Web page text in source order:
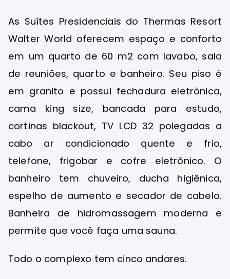
As Suítes Presidenciais do Thermas Resort
Walter World oferecem espaço e conforto
em um quarto de 60 m2 com lavabo, sala
de reuniões, quarto e banheiro. Seu piso é
em granito e possui fechadura eletrônica,
cama king size, bancada para estudo,
cortinas blackout, TV LCD 32 polegadas a
cabo ar condicionado quente e frio,
telefone, frigobar e cofre eletrônico. O
banheiro tem chuveiro, ducha higiênica,
espelho de aumento e secador de cabelo.
Banheira de hidromassagem moderna e
permite que você faça uma sauna.
Todo o complexo tem cinco andares.